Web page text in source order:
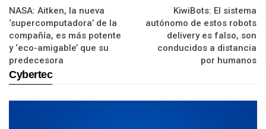
NASA: Aitken, la nueva
‘supercomputadora’ de la
compañía, es más potente
y ‘eco-amigable’ que su
predecesora
KiwiBots: El sistema
autónomo de estos robots
delivery es falso, son
conducidos a distancia
por humanos
Cybertec